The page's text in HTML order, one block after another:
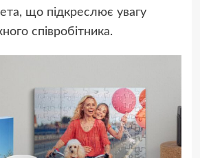
що підкреслює увагу
співробітника.